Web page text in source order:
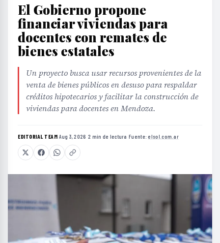
El Gobierno propone
financiar viviendas para
docentes con remates de
bienes estatales
Un proyecto busca usar recursos provenientes de la
venta de bienes públicos en desuso para respaldar
créditos hipotecarios y facilitar la construcción de
viviendas para docentes en Mendoza.
EDITORIAL TEAM·Aug 3, 2026 ·2 min de lectura ·Fuente:elsol.com.ar